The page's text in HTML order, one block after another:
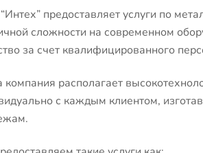
предоставляет услуги по
сложности на современном
за счет квалифицированного
располагает
с каждым клиентом,